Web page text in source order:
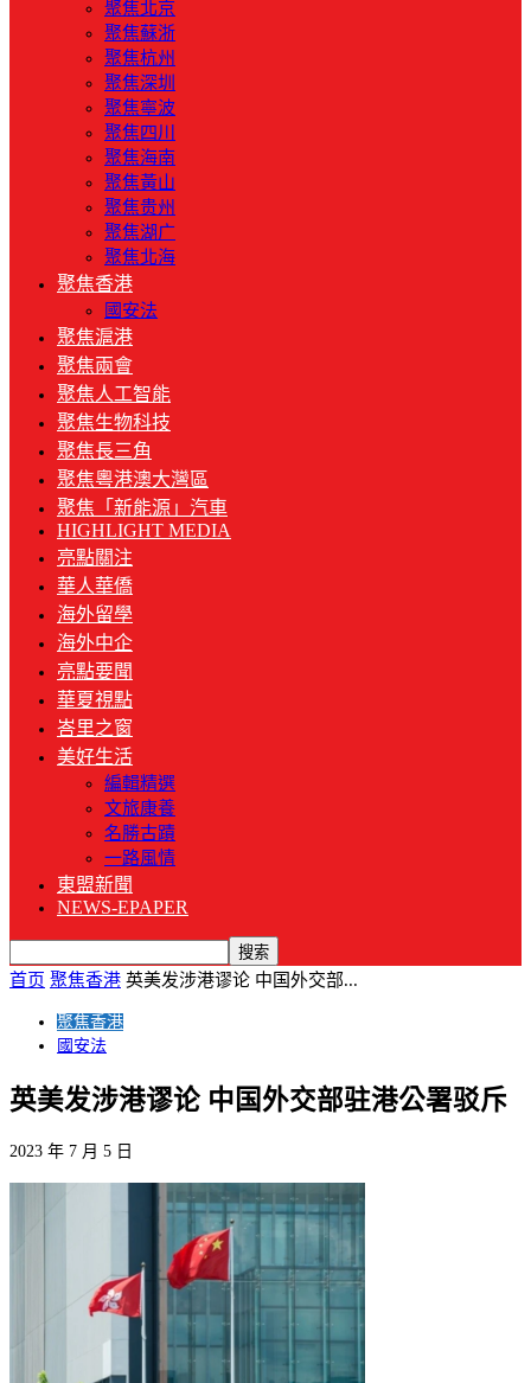
聚焦北京
聚焦蘇浙
聚焦杭州
聚焦深圳
聚焦寧波
聚焦四川
聚焦海南
聚焦黃山
聚焦贵州
聚焦湖广
聚焦北海
聚焦香港
國安法
聚焦滬港
聚焦兩會
聚焦人工智能
聚焦生物科技
聚焦長三角
聚焦粵港澳大灣區
聚焦「新能源」汽車
HIGHLIGHT MEDIA
亮點關注
華人華僑
海外留學
海外中企
亮點要聞
華夏視點
峇里之窗
美好生活
編輯精選
文旅康養
名勝古蹟
一路風情
東盟新聞
NEWS-EPAPER
首页 聚焦香港 英美发涉港谬论 中国外交部...
聚焦香港
國安法
英美发涉港谬论 中国外交部驻港公署驳斥
2023 年 7 月 5 日